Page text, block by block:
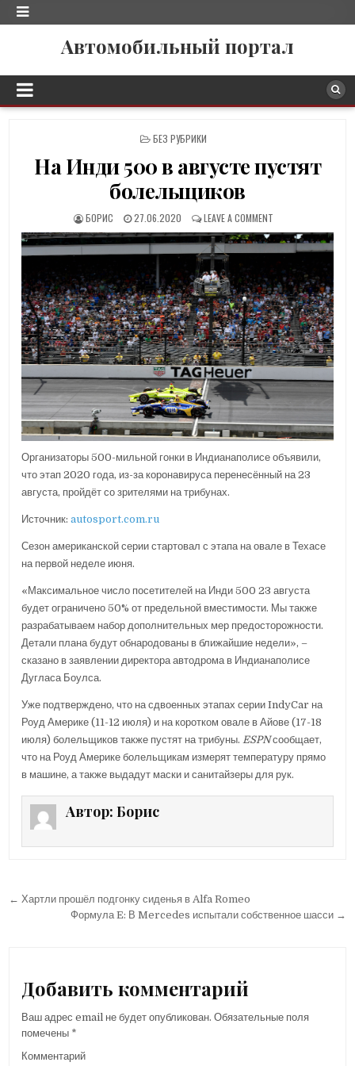
Автомобильный портал
P
S
T
E
I
N
БЕЗ РУБРИКИ
На Инди 500 в августе пустят
болельщиков
БОРИС 27.06.2020 LEAVE A COMMENT
Организаторы 500-мильной гонки в Индианаполисе объявили,
что этап 2020 года, из-за коронавируса перенесённый на 23
августа, пройдёт со зрителями на трибунах.
Источник:autosport.com.ru
Сезон американской серии стартовал с этапа на овале в Техасе
на первой неделе июня.
«Максимальное число посетителей на Инди 500 23 августа
будет ограничено 50% от предельной вместимости. Мы также
разрабатываем набор дополнительных мер предосторожности.
Детали плана будут обнародованы в ближайшие недели», –
сказано в заявлении директора автодрома в Индианаполисе
Дугласа Боулса.
Уже подтверждено, что на сдвоенных этапах серии IndyCar на
Роуд Америке (11-12 июля) и на коротком овале в Айове (17-18
июля) болельщиков также пустят на трибуны. ESPNсообщает,
что на Роуд Америке болельщикам измерят температуру прямо
в машине, а также выдадут маски и санитайзеры для рук.
Автор: Борис
ц
← Хартли прошёл подгонку сиденья в Alfa Romeo
Формула E: В Mercedes испытали собственное шасси →
Добавить комментарий
Ваш адрес email не будет опубликован. Обязательные поля
помечены *
Комментарий